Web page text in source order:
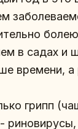
в садах и
времени, а
грипп